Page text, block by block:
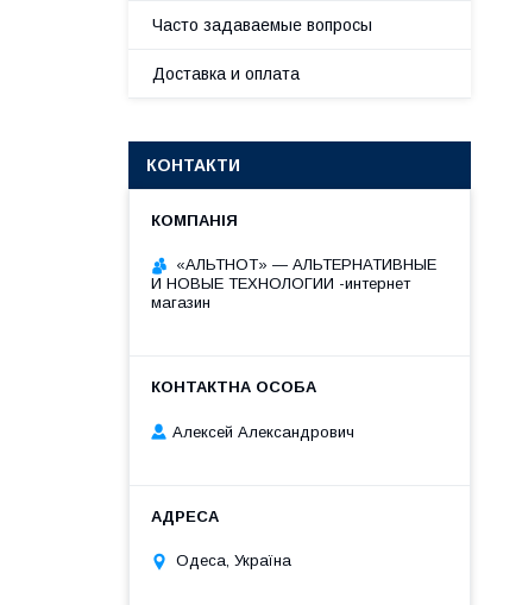
Часто задаваемые вопросы
Доставка и оплата
КОНТАКТИ
«АЛЬТНОТ» — АЛЬТЕРНАТИВНЫЕ
И НОВЫЕ ТЕХНОЛОГИИ -интернет
магазин
Алексей Александрович
Одеса, Україна